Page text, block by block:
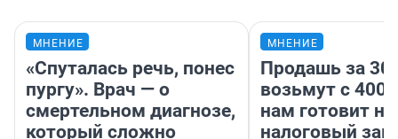
МНЕНИЕ
«Спуталась речь, понес
пургу». Врач — о
смертельном диагнозе,
который сложно
МНЕНИЕ
Продашь за
возьмут с
нам готовит
налоговый